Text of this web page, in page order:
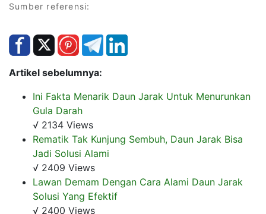
Sumber referensi:
Artikel sebelumnya:
Ini Fakta Menarik Daun Jarak Untuk Menurunkan
Gula Darah
√ 2134 Views
Rematik Tak Kunjung Sembuh, Daun Jarak Bisa
Jadi Solusi Alami
√ 2409 Views
Lawan Demam Dengan Cara Alami Daun Jarak
Solusi Yang Efektif
√ 2400 Views